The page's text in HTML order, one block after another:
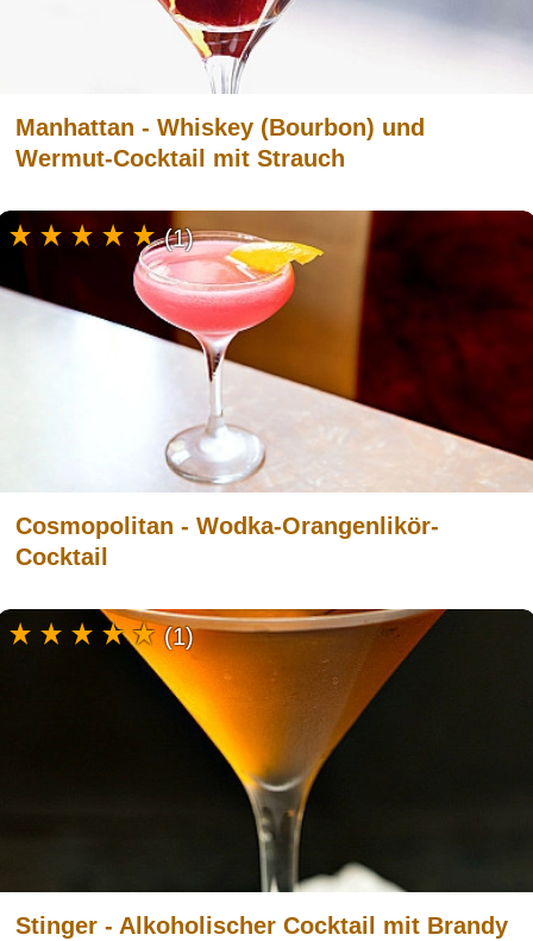
Manhattan - Whiskey (Bourbon) und
Wermut-Cocktail mit Strauch
Cosmopolitan - Wodka-Orangenlikör-
Cocktail
(1)
Stinger - Alkoholischer Cocktail mit Brandy
(1)